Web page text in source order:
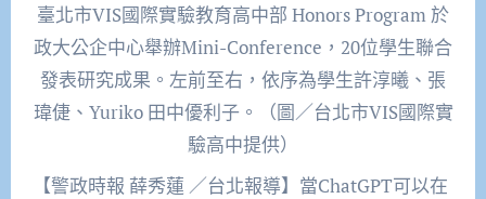
臺北市VIS國際實驗教育高中部 Honors Program 於
政大公企中心舉辦Mini-Conference，20位學生聯合
發表研究成果。左前至右，依序為學生許淳曦、張
瑋倢、Yuriko 田中優利子。（圖／台北市VIS國際實
驗高中提供）
【警政時報 薛秀蓮 ／台北報導】當ChatGPT可以在